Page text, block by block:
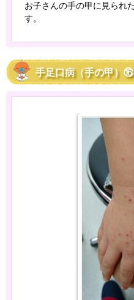
お子さんの手の甲に見られ
す。
手足口病（手の甲）⑯